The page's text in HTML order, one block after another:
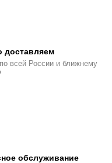
доставляем
всей России и ближнему
обслуживание